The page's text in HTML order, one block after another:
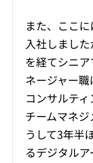
また、ここ
入社しまし
を経てシニ
ネージャー
コンサルテ
チームマネ
うして3年半
るデジタル